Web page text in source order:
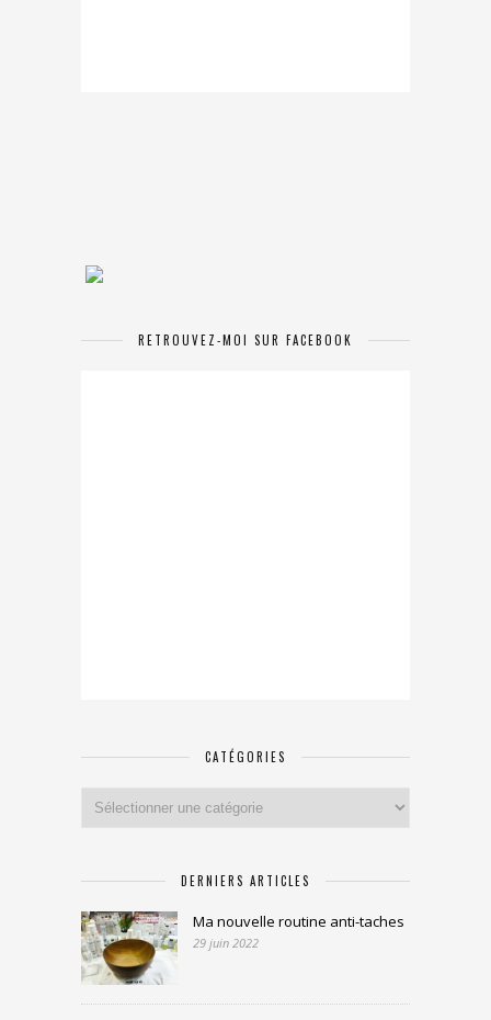
RETROUVEZ-MOI SUR FACEBOOK
CATÉGORIES
DERNIERS ARTICLES
Ma nouvelle routine anti-taches
29 juin 2022